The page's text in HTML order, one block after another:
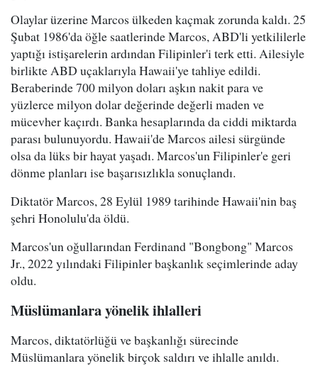
Olaylar üzerine Marcos ülkeden kaçmak zorunda kaldı. 25
Şubat 1986'da öğle saatlerinde Marcos, ABD'li yetkililerle
yaptığı istişarelerin ardından Filipinler'i terk etti. Ailesiyle
birlikte ABD uçaklarıyla Hawaii'ye tahliye edildi.
Beraberinde 700 milyon doları aşkın nakit para ve
yüzlerce milyon dolar değerinde değerli maden ve
mücevher kaçırdı. Banka hesaplarında da ciddi miktarda
parası bulunuyordu. Hawaii'de Marcos ailesi sürgünde
olsa da lüks bir hayat yaşadı. Marcos'un Filipinler'e geri
dönme planları ise başarısızlıkla sonuçlandı.
Diktatör Marcos, 28 Eylül 1989 tarihinde Hawaii'nin baş
şehri Honolulu'da öldü.
Marcos'un oğullarından Ferdinand "Bongbong" Marcos
Jr., 2022 yılındaki Filipinler başkanlık seçimlerinde aday
oldu.
Müslümanlara yönelik ihlalleri
Marcos, diktatörlüğü ve başkanlığı sürecinde
Müslümanlara yönelik birçok saldırı ve ihlalle anıldı.